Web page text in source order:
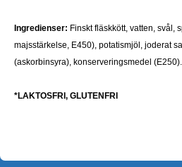
Ingredienser: Finskt fläskkött, vatten, svål,
majsstärkelse, E450), potatismjöl, joderat
(askorbinsyra), konserveringsmedel (E250).
*LAKTOSFRI, GLUTENFRI